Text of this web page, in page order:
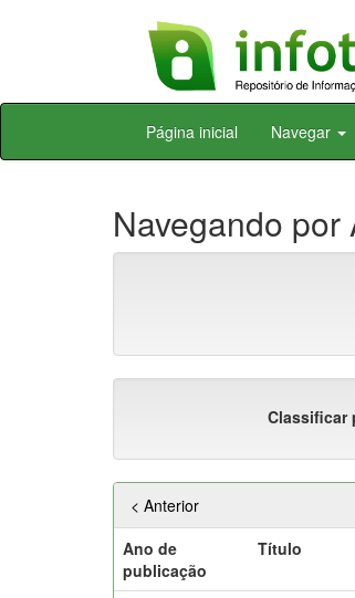
Skip
Página inicial Navegar
Navegando por
Classificar
< Anterior
Ano de
publicação
Título